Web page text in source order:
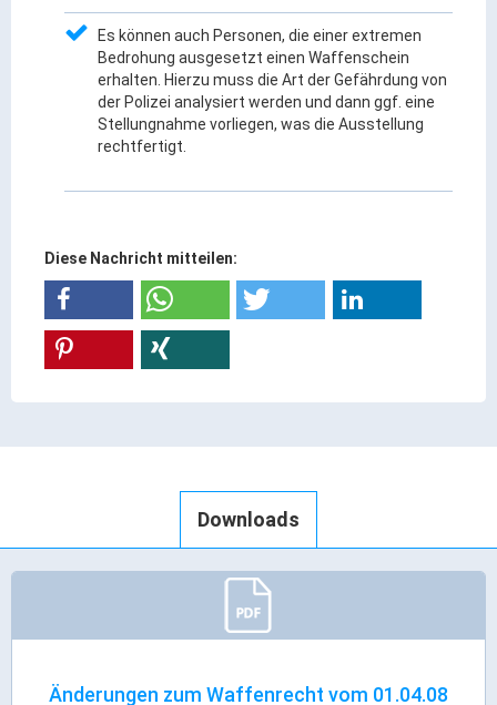
Stellenangebote
Haushaltsplan
Wahlen
Stadt & Freizeit
Stadtgeschichte & -teile
Partnerstädte
Veranstaltungsräume
Integration & Vielfalt
Kultur
Kulturgenießer
Es können auch Personen, die einer extremen
Bedrohung ausgesetzt einen Waffenschein
erhalten. Hierzu muss die Art der Gefährdung von
der Polizei analysiert werden und dann ggf. eine
Stellungnahme vorliegen, was die Ausstellung
rechtfertigt.
Diese Nachricht mitteilen:
Downloads
Änderungen zum Waffenrecht vom 01.04.08